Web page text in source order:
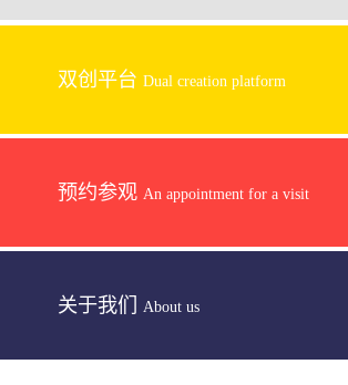
双创平台 Dual creation platform
预约参观 An appointment for a visit
关于我们 About us